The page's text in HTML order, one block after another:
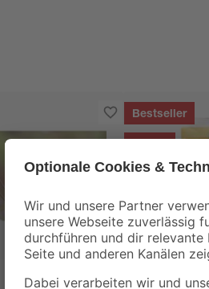
Bestseller
toom